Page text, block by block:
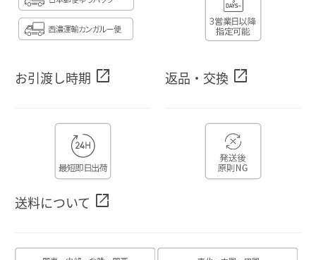
お引渡し時期 open_in_new 返品・交換 open_in_new
送料について open_in_new